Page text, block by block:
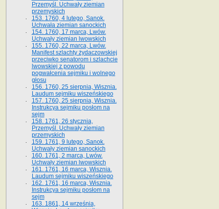
Przemyśl. Uchwały ziemian
przemyskich
153. 1760, 4 lutego, Sanok.
Uchwała ziemian sanockich
154. 1760, 17 marca, Lwów.
Uchwały ziemian lwowskich
155. 1760, 22 marca, Lwów.
Manifest szlachty żydaczowskiej
przeciwko senatorom i szlachcie
lwowskiej z po­wodu
pogwałcenia sejmiku i wolnego
głosu
156. 1760, 25 sierpnia, Wisznia.
Laudum sejmiku wiszeńskiego
157. 1760, 25 sierpnia, Wisznia.
Instrukcya sejmiku posłom na
sejm
158. 1761, 26 stycznia,
Przemyśl. Uchwały ziemian
przemyskich
159. 1761, 9 lutego, Sanok.
Uchwały ziemian sanockich
160. 1761, 2 marca, Lwów.
Uchwały ziemian lwowskich
161. 1761, 16 marca, Wisznia.
Laudum sejmiku wiszeńskiego
162. 1761, 16 marca, Wisznia.
Instrukcya sejmiku posłom na
sejm
163. 1861, 14 września,